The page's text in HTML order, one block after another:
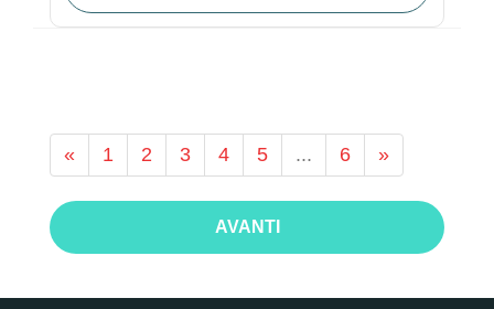
« 1 2 3 4 5 ... 6 »
AVANTI